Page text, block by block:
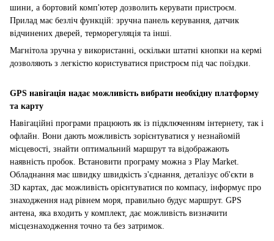
шини, а бортовий комп'ютер дозволить керувати пристроєм.
Прилад має безліч функцій: зручна панель керування, датчик
відчинених дверей, терморегуляція та інші.
Магнітола зручна у використанні, оскільки штатні кнопки на кермі
дозволяють з легкістю користуватися пристроєм під час поїздки.
GPS навігація надає можливість вибрати необхідну платформу
та карту
Навігаційні програми працюють як із підключенням інтернету, так і
офлайн. Вони дають можливість зорієнтуватися у незнайомій
місцевості, знайти оптимальний маршрут та відображають
наявність пробок. Встановити програму можна з Play Market.
Обладнання має швидку швидкість з'єднання, деталізує об'єкти в
3D картах, дає можливість орієнтуватися по компасу, інформує про
знаходження над рівнем моря, правильно будує маршрут. GPS
антена, яка входить у комплект, дає можливість визначити
місцезнаходження точно та без затримок.